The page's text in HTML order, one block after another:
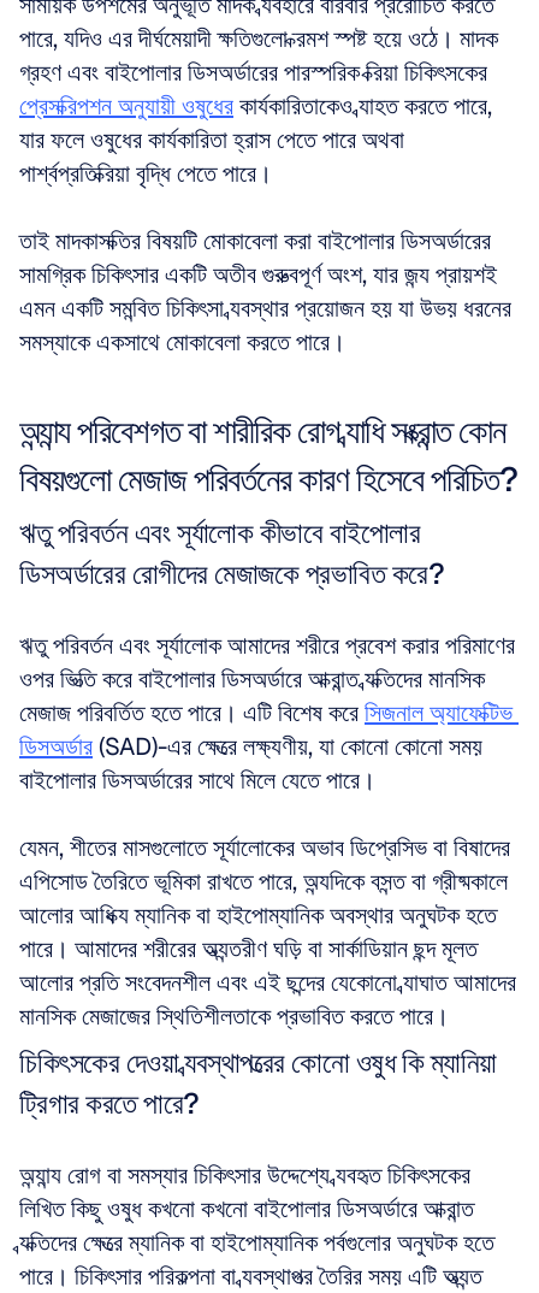
পারে, যদিও এর দীর্ঘমেয়াদী ক্ষতিগুলো ক্রমশ স্পষ্ট হয়ে ওঠে। মাদক
প্রেসক্রিপশন অনুযায়ী ওষুধের কার্যকারিতাকেও ব্যাহত করতে পারে,
যার ফলে ওষুধের কার্যকারিতা হ্রাস পেতে পারে অথবা
পার্শ্বপ্রতিক্রিয়া বৃদ্ধি পেতে পারে।
তাই মাদকাসক্তির বিষয়টি মোকাবেলা করা বাইপোলার ডিসঅর্ডারের
সামগ্রিক চিকিৎসার একটি অতীব গুরুত্বপূর্ণ অংশ, যার জন্য প্রায়শই
এমন একটি সমন্বিত চিকিৎসা ব্যবস্থার প্রয়োজন হয় যা উভয় ধরনের
সমস্যাকে একসাথে মোকাবেলা করতে পারে।
অন্যান্য পরিবেশগত বা শারীরিক রোগ ব্যাধি সংক্রান্ত কোন
বিষয়গুলো মেজাজ পরিবর্তনের কারণ হিসেবে পরিচিত?
ঋতু পরিবর্তন এবং সূর্যালোক কীভাবে বাইপোলার
ডিসঅর্ডারের রোগীদের মেজাজকে প্রভাবিত করে?
ঋতু পরিবর্তন এবং সূর্যালোক আমাদের শরীরে প্রবেশ করার পরিমাণের
ওপর ভিত্তি করে বাইপোলার ডিসঅর্ডারে আক্রান্ত ব্যক্তিদের মানসিক
মেজাজ পরিবর্তিত হতে পারে। এটি বিশেষ করে সিজনাল অ্যাফেক্টিভ
ডিসঅর্ডার (SAD)-এর ক্ষেত্রে লক্ষ্যণীয়, যা কোনো কোনো সময়
বাইপোলার ডিসঅর্ডারের সাথে মিলে যেতে পারে।
যেমন, শীতের মাসগুলোতে সূর্যালোকের অভাব ডিপ্রেসিভ বা বিষাদের
এপিসোড তৈরিতে ভূমিকা রাখতে পারে, অন্যদিকে বসন্ত বা গ্রীষ্মকালে
আলোর আধিক্য ম্যানিক বা হাইপোম্যানিক অবস্থার অনুঘটক হতে
পারে। আমাদের শরীরের অভ্যন্তরীণ ঘড়ি বা সার্কাডিয়ান ছন্দ মূলত
আলোর প্রতি সংবেদনশীল এবং এই ছন্দের যেকোনো ব্যাঘাত আমাদের
মানসিক মেজাজের স্থিতিশীলতাকে প্রভাবিত করতে পারে।
চিকিৎসকের দেওয়া ব্যবস্থাপত্রের কোনো ওষুধ কি ম্যানিয়া
ট্রিগার করতে পারে?
অন্যান্য রোগ বা সমস্যার চিকিৎসার উদ্দেশ্যে ব্যবহৃত চিকিৎসকের
লিখিত কিছু ওষুধ কখনো কখনো বাইপোলার ডিসঅর্ডারে আক্রান্ত
ব্যক্তিদের ক্ষেত্রে ম্যানিক বা হাইপোম্যানিক পর্বগুলোর অনুঘটক হতে
পারে। চিকিৎসার পরিকল্পনা বা ব্যবস্থাপত্র তৈরির সময় এটি অত্যন্ত